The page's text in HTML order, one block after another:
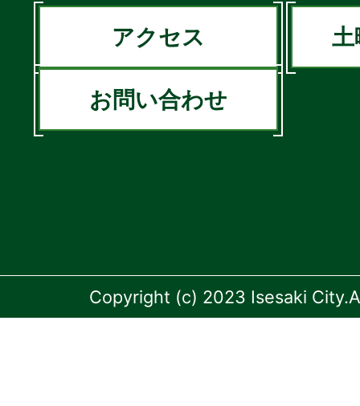
アクセス 土
お問い合わせ
Copyright (c) 2023 Isesaki